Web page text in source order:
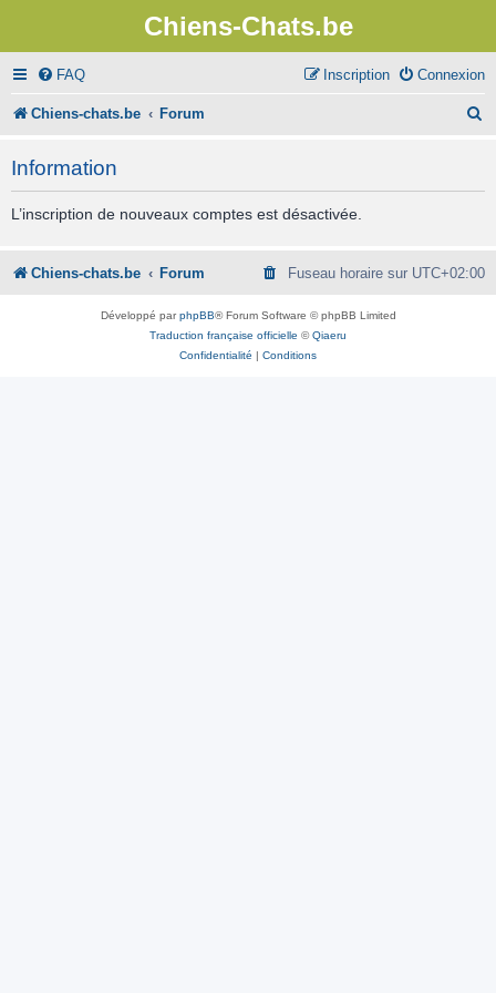
Chiens-Chats.be
FAQ Connexion
Inscription
Chiens-chats.be Forum
r
Information
L’inscription de nouveaux comptes est désactivée.
Chiens-chats.be Forum Fuseau horaire sur UTC+02:00
Développé parphpBB® Forum Software © phpBB Limited
Traduction française officielle ©Qiaeru
Confidentialité | Conditions